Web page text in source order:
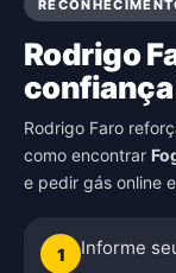
Rodrigo
confiança
Rodrigo Faro
como encontrar
e pedir gás online
1 Informe